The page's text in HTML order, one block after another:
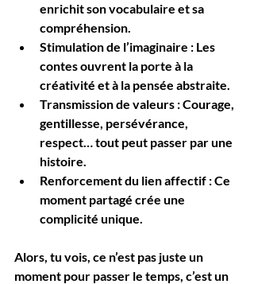
enrichit son vocabulaire et sa
compréhension.
Stimulation de l’imaginaire : Les
contes ouvrent la porte à la
créativité et à la pensée abstraite.
Transmission de valeurs : Courage,
gentillesse, persévérance,
respect… tout peut passer par une
histoire.
Renforcement du lien affectif : Ce
moment partagé crée une
complicité unique.
Alors, tu vois, ce n’est pas juste un
moment pour passer le temps, c’est un